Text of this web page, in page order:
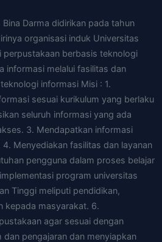
Darma didirikan pada tahun
organisasi induk Universitas
perpustakaan berbasis teknologi
informasi melalui fasilitas dan
informasi Misi : 1.
sesuai kurikulum yang berlaku
seluruh informasi yang ada
3. Mendapatkan informasi
Menyediakan fasilitas dan layanan
pengguna dalam proses belajar
program universitas
Tinggi meliputi pendidikan,
kepada masyarakat. 6.
agar sesuai dengan
pengajaran dan menyiapkan